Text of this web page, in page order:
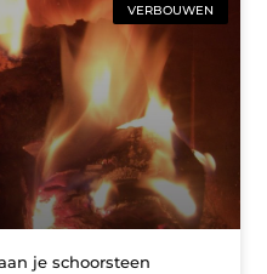
VERBOUWEN
je schoorsteen